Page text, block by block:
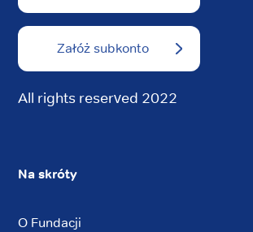
Załóż subkonto
All rights reserved 2022
Na skróty
O Fundacji